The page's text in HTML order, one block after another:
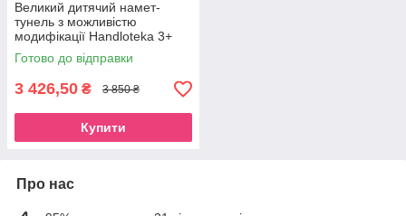
Великий дитячий намет-
тунель з можливістю
модифікації Handloteka 3+
Готово до відправки
3 426,50 ₴ 3 850 ₴
Купити
Про нас